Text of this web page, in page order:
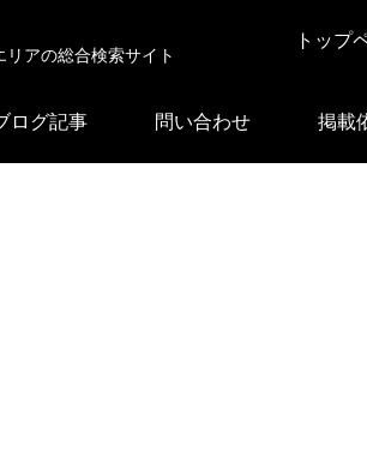
アの総合検索サイト
トップ
ログ記事 問い合わせ 掲載